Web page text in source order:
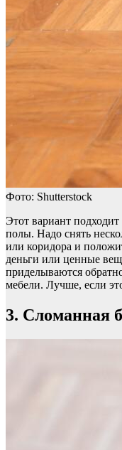
Фото: Shutterstock
Этот вариант
полы. Надо снять
или коридора и
деньги или ценные
приделываются
мебели. Лучше, если
3. Сломанная